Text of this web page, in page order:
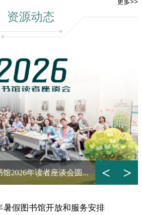
2026年读者座谈会圆... < >
资源动态
更多>>
暑假图书馆开放和服务安排